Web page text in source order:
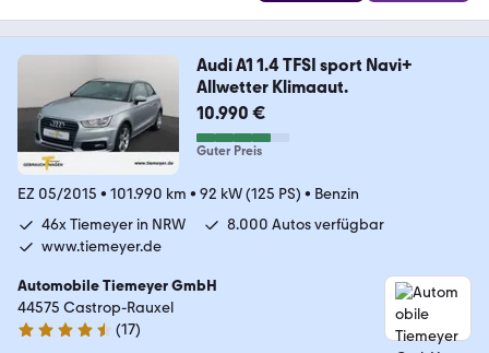
Audi A1 1.4 TFSI sport Navi+
Allwetter Klimaaut.
10.990 €
Guter Preis
EZ 05/2015 • 101.990 km • 92 kW (125 PS) • Benzin
46x Tiemeyer in NRW
8.000 Autos verfügbar
www.tiemeyer.de
Automobile Tiemeyer GmbH
44575 Castrop-Rauxel
4.6 Sterne
(17)